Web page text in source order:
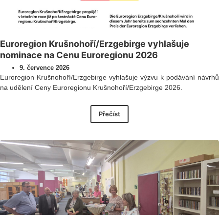
Euroregion Krušnohoří/Erzgebirge vyhlašuje
nominace na Cenu Euroregionu 2026
9. července 2026
Euroregion Krušnohoří/Erzgebirge vyhlašuje výzvu k podávání návrhů
na udělení Ceny Euroregionu Krušnohoří/Erzgebirge 2026.
Přečíst